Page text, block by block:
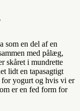
som en del af en
med pålæg,
skåret i mundrette
lidt en tapasagtigt
yogurt og hvis vi er
er en fed form for